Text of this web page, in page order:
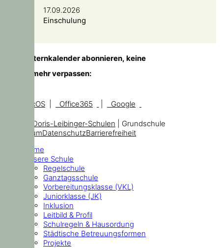
17.09.2026
Einschulung
Elternkalender abonnieren, keine
Temine mehr verpassen:
iOS, macOS Office365 Google
Doris-Leibinger-Schulen | Grundschule
ImpressumDatenschutzBarrierefreiheit
Home
Unsere Schule
Regelschule
Ganztagsschule
Vorbereitungsklasse (VKL)
Juniorklasse (JK)
Inklusion
Leitbild & Profil
Schulregeln & Hausordung
Städtische Betreuungsformen
Projekte